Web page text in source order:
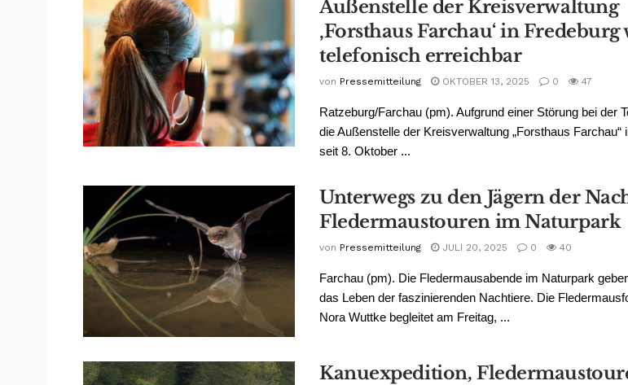
Außenstelle der Kreisverwaltung
‚Forsthaus Farchau‘ in
telefonisch erreichbar
von Pressemitteilung OKTOBER 13, 2025 0 47
Ratzeburg/Farchau (pm). Aufgrund einer Störung bei der
die Außenstelle der Kreisverwaltung „Forsthaus Farchau“
seit 8. Oktober ...
Unterwegs zu den Jägern der
Fledermaustouren im Naturpark
von Pressemitteilung JULI 20, 2025 0 40
Farchau (pm). Die Fledermausabende im Naturpark
das Leben der faszinierenden Nachtiere. Die
Nora Wuttke begleitet am Freitag, ...
Kanuexpedition,